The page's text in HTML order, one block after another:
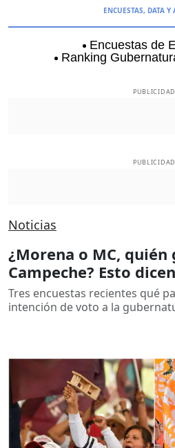
ENCUESTAS, DATA
Encuestas de
Ranking
PUBLICIDAD
PUBLICIDAD
Noticias
¿Morena o MC, quién
Campeche? Esto
Tres encuestas recientes qué
intención de voto a la